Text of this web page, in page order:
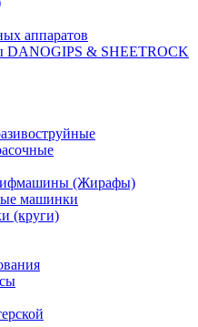
аппаратов
DANOGIPS & SHEETROCK
(Жирафы)
машинки
(круги)